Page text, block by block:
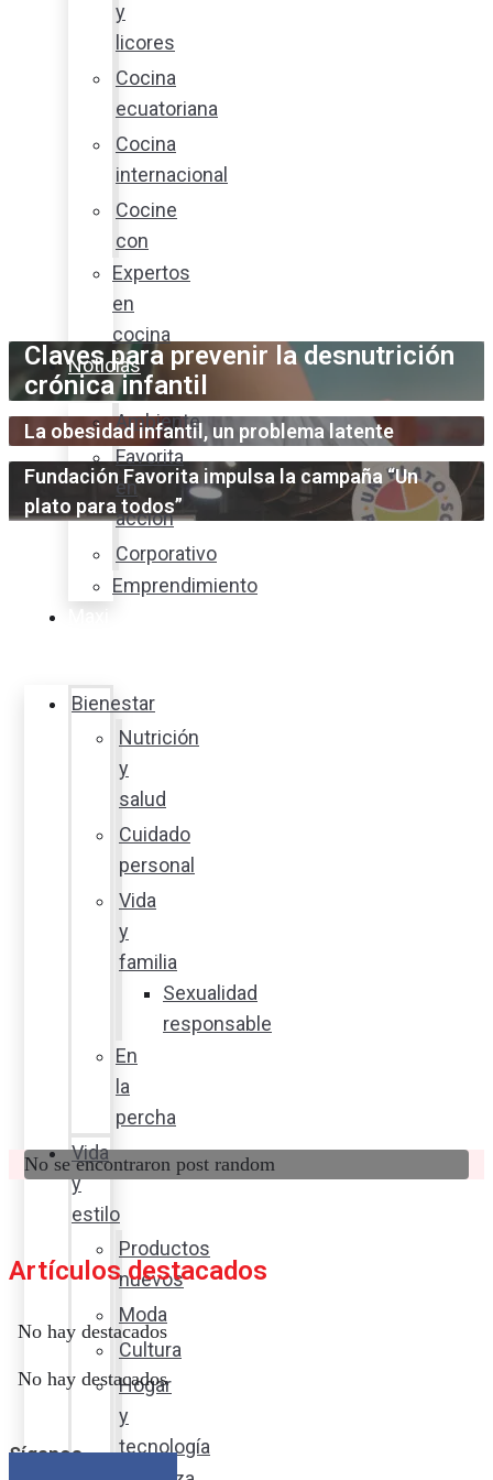
y
licores
Cocina
ecuatoriana
Cocina
internacional
Cocine
con
Expertos
en
cocina
Noticias
Ambiente
Favorita
en
acción
Corporativo
Emprendimiento
Bienestar
Nutrición
y
salud
Cuidado
personal
Vida
y
familia
Sexualidad
responsable
En
la
percha
Vida
y
estilo
Productos
nuevos
Moda
Cultura
Hogar
y
tecnología
Claves para prevenir la desnutrición
crónica infantil
La obesidad infantil, un problema latente
Fundación Favorita impulsa la campaña “Un
plato para todos”
No se encontraron post random
Artículos destacados
No hay destacados
No hay destacados
Síganos